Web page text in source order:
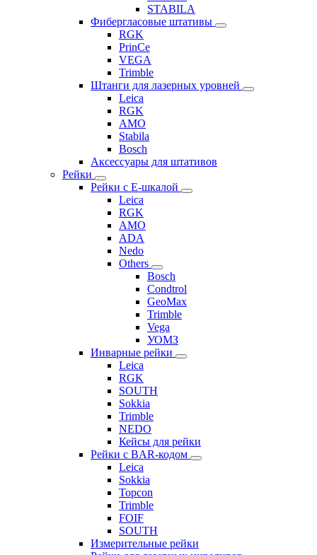
STABILA
Фибергласовые штативы
RGK
PrinCe
VEGA
Trimble
Штанги для лазерных уровней
Leica
RGK
AMO
Stabila
Bosch
Аксессуары для штативов
Рейки
Рейки с Е-шкалой
Leica
RGK
AMO
ADA
Nedo
Others
Bosch
Condtrol
GeoMax
Trimble
Vega
УОМЗ
Инварные рейки
Leica
RGK
SOUTH
Sokkia
Trimble
NEDO
Кейсы для рейки
Рейки с BAR-кодом
Leica
Sokkia
Topcon
Trimble
FOIF
SOUTH
Измерительные рейки